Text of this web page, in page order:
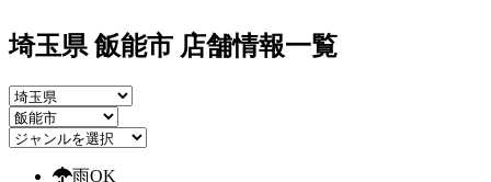
埼玉県 飯能市 店舗情報一覧
雨OK